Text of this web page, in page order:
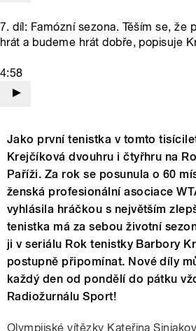
7. díl: Famózní sezona. Těším se, že
hrát a budeme hrát dobře, popisuje
4:58
Jako první tenistka v tomto
Krejčíková dvouhru i čtyřhru na
Paříži. Za rok se posunula o 60
ženská profesionální asociace
vyhlásila hráčkou s největším
tenistka má za sebou životní
ji v seriálu Rok tenistky Barbory
postupně připomínat. Nové díly
každý den od pondělí do pátku
Radiožurnálu Sport!
Olympijské vítězky Kateřina